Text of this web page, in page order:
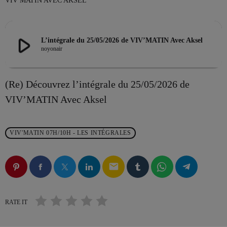
EMISSION EN COURS
LES MUSICALES
12:00 - 18:00 more_vert
Music non-stop
play_arrow L’intégrale du 25/05/2026 de VIV’MATIN Avec Aksel
noyonair
(Re) Découvrez l’intégrale du 25/05/2026 de
VIV’MATIN Avec Aksel
VIV'MATIN 07H/10H - LES INTÉGRALES
email
RATE IT